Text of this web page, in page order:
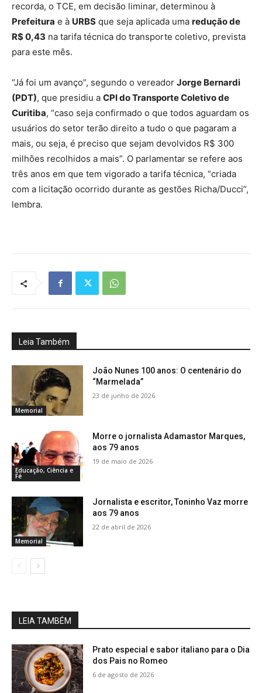
recorda, o TCE, em decisão liminar, determinou à
Prefeitura e à URBS que seja aplicada uma redução de
R$ 0,43 na tarifa técnica do transporte coletivo, prevista
para este mês.
“Já foi um avanço”, segundo o vereador Jorge Bernardi
(PDT), que presidiu a CPI do Transporte Coletivo de
Curitiba, “caso seja confirmado o que todos aguardam os
usuários do setor terão direito a tudo o que pagaram a
mais, ou seja, é preciso que sejam devolvidos R$ 300
milhões recolhidos a mais”. O parlamentar se refere aos
três anos em que tem vigorado a tarifa técnica, “criada
com a licitação ocorrido durante as gestões Richa/Ducci”,
lembra.
Leia Também
Memorial
João Nunes 100 anos: O centenário do
“Marmelada”
23 de junho de 2026
Educação, Ciência e
Fé
Morre o jornalista Adamastor Marques,
aos 79 anos
19 de maio de 2026
Memorial
Jornalista e escritor, Toninho Vaz morre
aos 79 anos
22 de abril de 2026
LEIA TAMBÉM
Prato especial e sabor italiano para o Dia
dos Pais no Romeo
6 de agosto de 2026